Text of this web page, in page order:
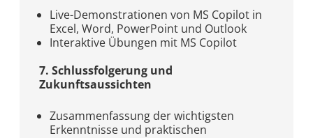
Live-Demonstrationen von MS Copilot in
Excel, Word, PowerPoint und Outlook
Interaktive Übungen mit MS Copilot
7. Schlussfolgerung und
Zukunftsaussichten
Zusammenfassung der wichtigsten
Erkenntnisse und praktischen